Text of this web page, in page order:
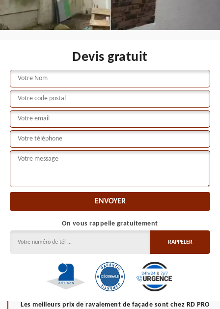
Devis gratuit
On vous rappelle gratuitement
Les meilleurs prix de ravalement de façade sont chez RD PRO